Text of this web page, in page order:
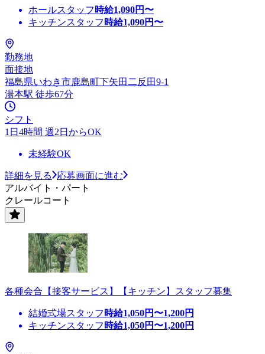
ホールスタッフ 時給1,090円〜
キッチンスタッフ 時給1,090円〜
勤務地
面接地
福島県いわき市鹿島町下矢田二反田9-1
湯本駅 徒歩67分
シフト
1日4時間 週2日からOK
未経験OK
詳細を見る
応募画面に進む
アルバイト・パート
クレールコート
各種会合【接客サービス】【キッチン】スタッフ募集
結婚式場スタッフ 時給1,050円〜1,200円
キッチンスタッフ 時給1,050円〜1,200円